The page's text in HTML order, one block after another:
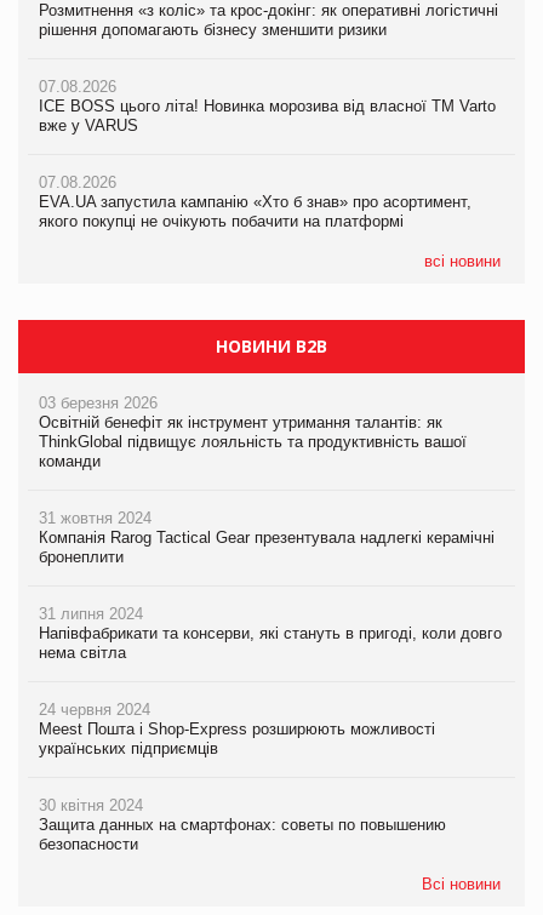
Розмитнення «з коліс» та крос-докінг: як оперативні логістичні
рішення допомагають бізнесу зменшити ризики
07.08.2026
ICE BOSS цього літа! Новинка морозива від власної ТМ Varto
вже у VARUS
07.08.2026
EVA.UA запустила кампанію «Хто б знав» про асортимент,
якого покупці не очікують побачити на платформі
всі новини
07.08.2026
EVA.UA запустила кампанію «Хто б знав» про асортимент,
06.08.2026
Смачна новинка для хвостатих: у VARUS з’явилися паучі
05.08.2026
Мережа супермаркетів VARUS купує мережу магазинів
Kraft Heinz скоротила збиток у першому півріччі
Продажі Hugo Boss впали на 9%
НОВИНИ B2B
03 березня 2026
Освітній бенефіт як інструмент утримання талантів: як
ThinkGlobal підвищує лояльність та продуктивність вашої
команди
31 жовтня 2024
Компанія Rarog Tactical Gear презентувала надлегкі керамічні
бронеплити
31 липня 2024
Напівфабрикати та консерви, які стануть в пригоді, коли довго
нема світла
24 червня 2024
Meest Пошта і Shop-Express розширюють можливості
українських підприємців
30 квітня 2024
Защита данных на смартфонах: советы по повышению
безопасности
Всі новини